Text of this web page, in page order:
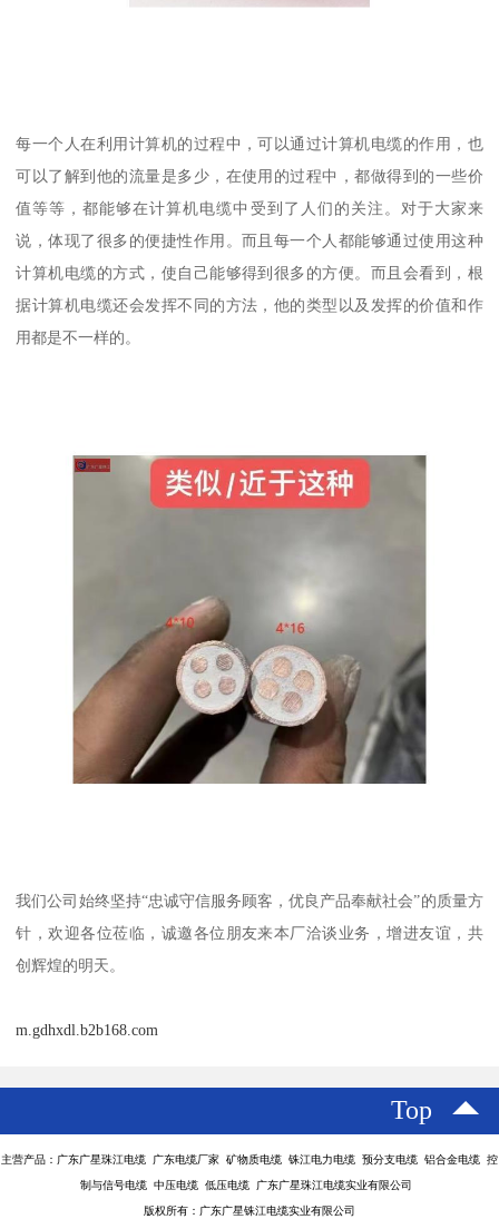
每一个人在利用计算机的过程中，可以通过计算机电缆的作用，也
可以了解到他的流量是多少，在使用的过程中，都做得到的一些价
值等等，都能够在计算机电缆中受到了人们的关注。对于大家来
说，体现了很多的便捷性作用。而且每一个人都能够通过使用这种
计算机电缆的方式，使自己能够得到很多的方便。而且会看到，根
据计算机电缆还会发挥不同的方法，他的类型以及发挥的价值和作
用都是不一样的。
我们公司始终坚持“忠诚守信服务顾客，优良产品奉献社会”的质量方
针，欢迎各位莅临，诚邀各位朋友来本厂洽谈业务，增进友谊，共
创辉煌的明天。
m.gdhxdl.b2b168.com
Top
主营产品：广东广星珠江电缆 广东电缆厂家 矿物质电缆 铢江电力电缆 预分支电缆 铝合金电缆 控
制与信号电缆 中压电缆 低压电缆 广东广星珠江电缆实业有限公司
版权所有：广东广星铢江电缆实业有限公司